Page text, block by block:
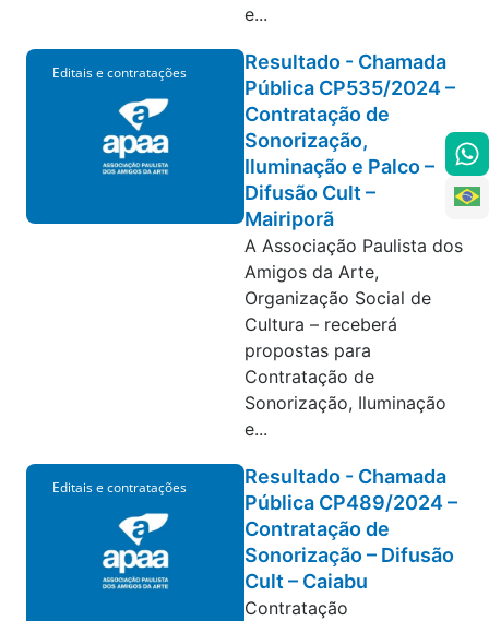
e...
Editais e contratações
Resultado - Chamada
Pública CP535/2024 –
Contratação de
Sonorização,
Iluminação e Palco –
Difusão Cult –
Mairiporã
A Associação Paulista dos
Amigos da Arte,
Organização Social de
Cultura – receberá
propostas para
Contratação de
Sonorização, Iluminação
e...
Editais e contratações
Resultado - Chamada
Pública CP489/2024 –
Contratação de
Sonorização – Difusão
Cult – Caiabu
Contratação